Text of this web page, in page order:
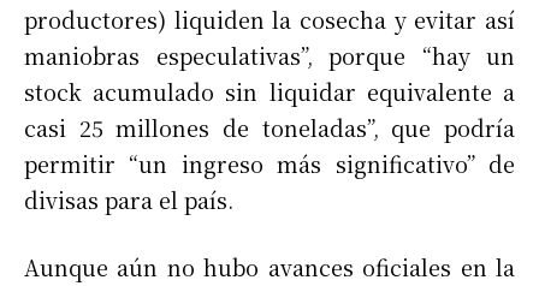
productores) liquiden la cosecha y evitar así
maniobras especulativas”, porque “hay un
stock acumulado sin liquidar equivalente a
casi 25 millones de toneladas”, que podría
permitir “un ingreso más significativo” de
divisas para el país.
Aunque aún no hubo avances oficiales en la